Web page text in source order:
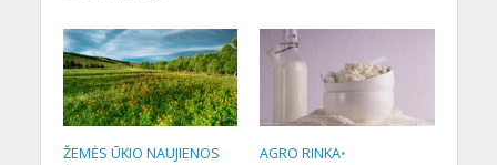
ŽEMĖS ŪKIO NAUJIENOS AGRO RINKA•